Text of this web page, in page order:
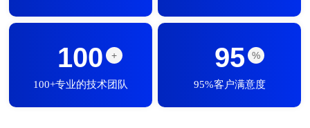
100 +
100+专业的技术团队
95 %
95%客户满意度